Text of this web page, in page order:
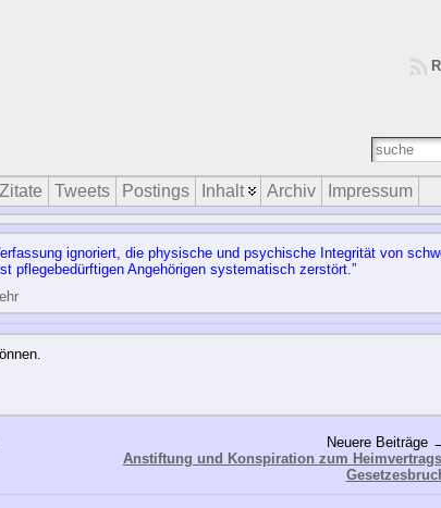
Zitate Tweets Postings Inhalt Archiv Impressum
ignoriert, die physische und psychische Integrität von
pflegebedürftigen Angehörigen systematisch zerstört.”
Neuere Beiträge
Anstiftung und Konspiration zum